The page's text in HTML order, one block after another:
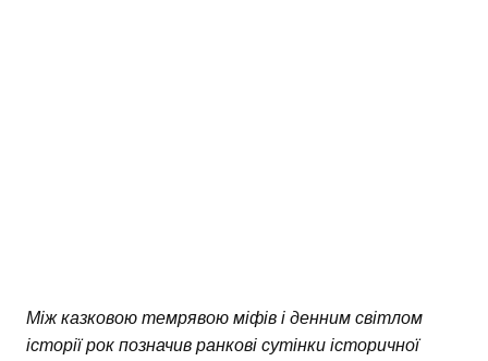
Між казковою темрявою міфів і денним світлом
історії рок позначив ранкові сутінки історичної